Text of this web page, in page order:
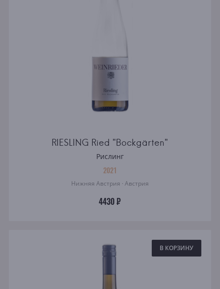
RIESLING Ried "Bockgärten"
Рислинг
2021
Нижняя Австрия · Австрия
4430 ₽
В КОРЗИНУ